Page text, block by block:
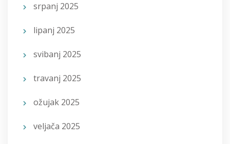
srpanj 2025
lipanj 2025
svibanj 2025
travanj 2025
ožujak 2025
veljača 2025